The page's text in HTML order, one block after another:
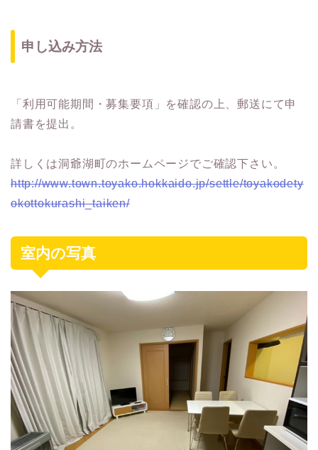
申し込み方法
「利用可能期間・募集要項」を確認の上、郵送にて申
請書を提出。
詳しくは洞爺湖町のホームページでご確認下さい。
http://www.town.toyako.hokkaido.jp/settle/toyakodety
okottokurashi_taiken/
室内の写真